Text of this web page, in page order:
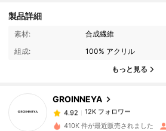
製品詳細
素材:
合成繊維
組成:
100% アクリル
もっと見る
GROINNEYA
12K フォロワー
12K フォロワー
4.92
12K フォロワー
8***5
は1日前に購入しました
410K 件が最近販売されました